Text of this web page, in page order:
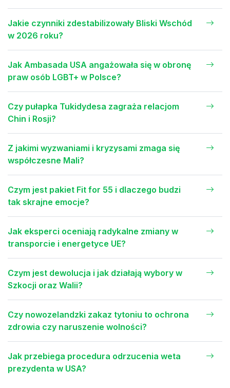
Jakie czynniki zdestabilizowały Bliski Wschód
w 2026 roku?
Jak Ambasada USA angażowała się w obronę
praw osób LGBT+ w Polsce?
Czy pułapka Tukidydesa zagraża relacjom
Chin i Rosji?
Z jakimi wyzwaniami i kryzysami zmaga się
współczesne Mali?
Czym jest pakiet Fit for 55 i dlaczego budzi
tak skrajne emocje?
Jak eksperci oceniają radykalne zmiany w
transporcie i energetyce UE?
Czym jest dewolucja i jak działają wybory w
Szkocji oraz Walii?
Czy nowozelandzki zakaz tytoniu to ochrona
zdrowia czy naruszenie wolności?
Jak przebiega procedura odrzucenia weta
prezydenta w USA?